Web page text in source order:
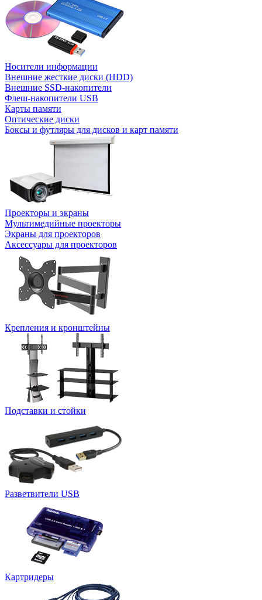
Носители информации
Внешние жесткие диски (HDD)
Внешние SSD-накопители
Флеш-накопители USB
Карты памяти
Оптические диски
Боксы и футляры для дисков и карт памяти
Проекторы и экраны
Мультимедийные проекторы
Экраны для проекторов
Аксессуары для проекторов
Крепления и кронштейны
Подставки и стойки
Разветвители USB
Картридеры